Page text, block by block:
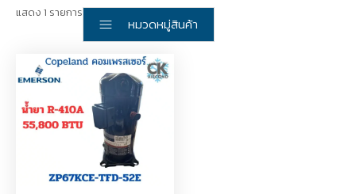
แสดง 1 รายการ
หมวดหมู่สินค้า